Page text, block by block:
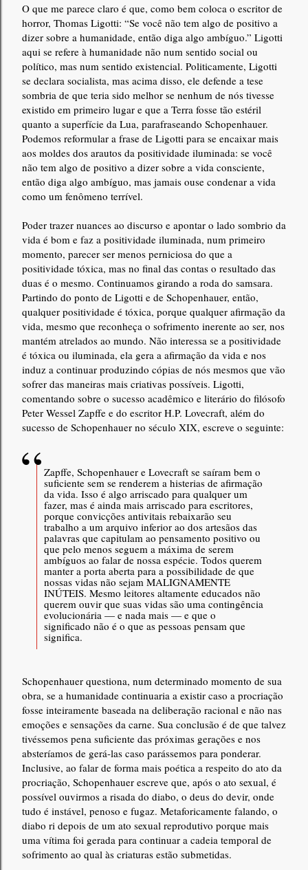
O que me parece claro é que, como bem coloca o escritor de
horror, Thomas Ligotti: “Se você não tem algo de positivo a
dizer sobre a humanidade, então diga algo ambíguo.” Ligotti
aqui se refere à humanidade não num sentido social ou
político, mas num sentido existencial. Politicamente, Ligotti
se declara socialista, mas acima disso, ele defende a tese
sombria de que teria sido melhor se nenhum de nós tivesse
existido em primeiro lugar e que a Terra fosse tão estéril
quanto a superfície da Lua, parafraseando Schopenhauer.
Podemos reformular a frase de Ligotti para se encaixar mais
aos moldes dos arautos da positividade iluminada: se você
não tem algo de positivo a dizer sobre a vida consciente,
então diga algo ambíguo, mas jamais ouse condenar a vida
como um fenômeno terrível.
Poder trazer nuances ao discurso e apontar o lado sombrio da
vida é bom e faz a positividade iluminada, num primeiro
momento, parecer ser menos perniciosa do que a
positividade tóxica, mas no final das contas o resultado das
duas é o mesmo. Continuamos girando a roda do samsara.
Partindo do ponto de Ligotti e de Schopenhauer, então,
qualquer positividade é tóxica, porque qualquer afirmação da
vida, mesmo que reconheça o sofrimento inerente ao ser, nos
mantém atrelados ao mundo. Não interessa se a positividade
é tóxica ou iluminada, ela gera a afirmação da vida e nos
induz a continuar produzindo cópias de nós mesmos que vão
sofrer das maneiras mais criativas possíveis. Ligotti,
comentando sobre o sucesso acadêmico e literário do filósofo
Peter Wessel Zapffe e do escritor H.P. Lovecraft, além do
sucesso de Schopenhauer no século XIX, escreve o seguinte:
Zapffe, Schopenhauer e Lovecraft se saíram bem o
suficiente sem se renderem a histerias de afirmação
da vida. Isso é algo arriscado para qualquer um
fazer, mas é ainda mais arriscado para escritores,
porque convicções antivitais rebaixarão seu
trabalho a um arquivo inferior ao dos artesãos das
palavras que capitulam ao pensamento positivo ou
que pelo menos seguem a máxima de serem
ambíguos ao falar de nossa espécie. Todos querem
manter a porta aberta para a possibilidade de que
nossas vidas não sejam MALIGNAMENTE
INÚTEIS. Mesmo leitores altamente educados não
querem ouvir que suas vidas são uma contingência
evolucionária — e nada mais — e que o
significado não é o que as pessoas pensam que
significa.
Schopenhauer questiona, num determinado momento de sua
obra, se a humanidade continuaria a existir caso a procriação
fosse inteiramente baseada na deliberação racional e não nas
emoções e sensações da carne. Sua conclusão é de que talvez
tivéssemos pena suficiente das próximas gerações e nos
absteríamos de gerá-las caso parássemos para ponderar.
Inclusive, ao falar de forma mais poética a respeito do ato da
procriação, Schopenhauer escreve que, após o ato sexual, é
possível ouvirmos a risada do diabo, o deus do devir, onde
tudo é instável, penoso e fugaz. Metaforicamente falando, o
diabo ri depois de um ato sexual reprodutivo porque mais
uma vítima foi gerada para continuar a cadeia temporal de
sofrimento ao qual às criaturas estão submetidas.